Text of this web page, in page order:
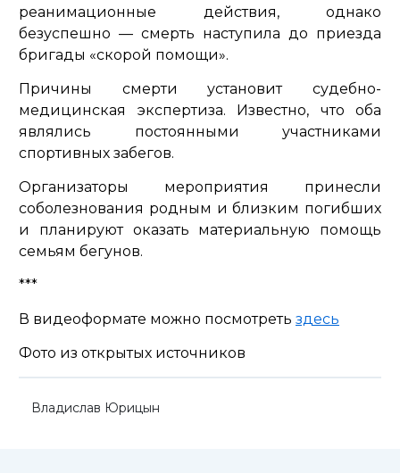
реанимационные действия, однако
безуспешно — смерть наступила до приезда
бригады «скорой помощи».
Причины смерти установит судебно-
медицинская экспертиза. Известно, что оба
являлись постоянными участниками
спортивных забегов.
Организаторы мероприятия принесли
соболезнования родным и близким погибших
и планируют оказать материальную помощь
семьям бегунов.
***
В видеоформате можно посмотреть здесь
Фото из открытых источников
Владислав Юрицын